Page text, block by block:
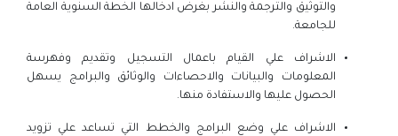
والتوثيق والترجمة والنشر بغرض ادخالها الخطة السنوية العامة
للجامعة.
الاشراف علي القيام باعمال التسجيل وتقديم وفهرسة
المعلومات والبيانات والاحصاءات والوثائق والبرامج يسهل
الحصول عليها والاستفادة منها.
الاشراف علي وضع البرامج والخطط التي تساعد علي تزويد